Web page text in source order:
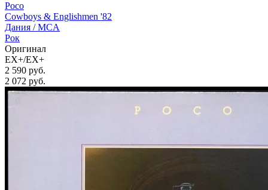
Poco
Cowboys & Englishmen '82
Дания /MCA
Рок
Оригинал
EX+/EX+
2 590 руб.
2 072 руб.